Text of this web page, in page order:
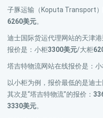
子豚运输（Koputa Transport
6260美元。
迪士国际货运代理网站的天津
报价是：小柜3300美元/大柜
塔吉特物流网站在线报价是：
以小柜为例，报价最低的是迪
其次是“塔吉特物流”的报价：
3330美元。